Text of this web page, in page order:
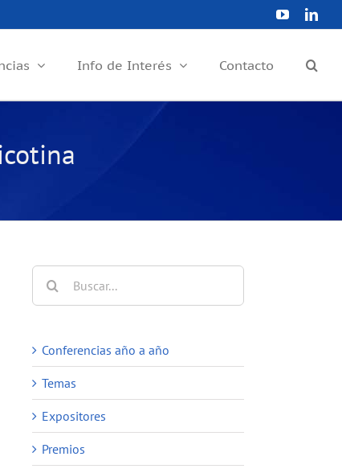
YouTube
Info de Interés Contacto
Buscar:
Conferencias año a año
Temas
Expositores
Premios